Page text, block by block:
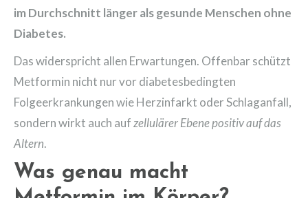
im Durchschnitt länger als gesunde Menschen ohne
Diabetes.
Das widerspricht allen Erwartungen. Offenbar schützt
Metformin nicht nur vor diabetesbedingten
Folgeerkrankungen wie Herzinfarkt oder Schlaganfall,
sondern wirkt auch aufzellulärer Ebene positiv auf das
Altern.
Was genau macht